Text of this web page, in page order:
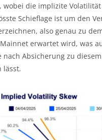
wobei die implizite
Schieflage ist um den
also genau zu
erwartet wird, was
nach Absicherung zu
lässt.